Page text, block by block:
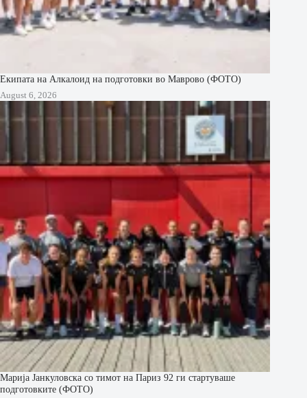
Екипата на Алкалоид на подготовки во Маврово (ФОТО)
August 6, 2026
Марија Јанкуловска со тимот на Париз 92 ги стартуваше
подготовките (ФОТО)